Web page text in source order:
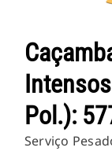
Pol.):
Serviço